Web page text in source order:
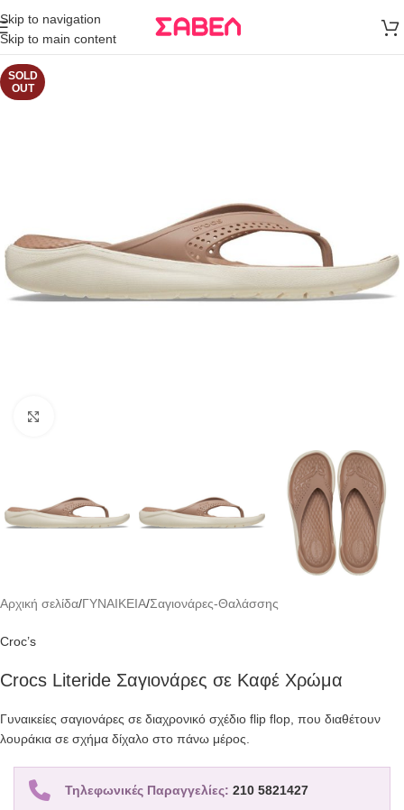
Skip to navigation
Skip to main content
άνω των 80€
Παραγγελία
SOLD
OUT
Αρχική σελίδα/ΓΥΝΑΙΚΕΙΑ/Σαγιονάρες-Θαλάσσης
Croc’s
Crocs Literide Σαγιονάρες σε Καφέ Χρώμα
Γυναικείες σαγιονάρες σε διαχρονικό σχέδιο flip flop, που διαθέτουν
λουράκια σε σχήμα δίχαλο στο πάνω μέρος.
Τηλεφωνικές Παραγγελίες: 210 5821427